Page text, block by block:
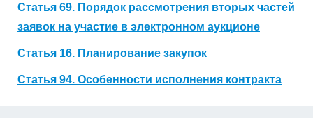
Статья 69. Порядок рассмотрения вторых частей
заявок на участие в электронном аукционе
Статья 16. Планирование закупок
Статья 94. Особенности исполнения контракта